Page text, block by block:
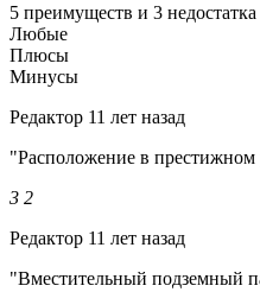
5 преимуществ и 3 недостатка
Любые
Плюсы
Минусы
Редактор 11 лет назад
"Расположение в престижном
3 2
Редактор 11 лет назад
"Вместительный подземный